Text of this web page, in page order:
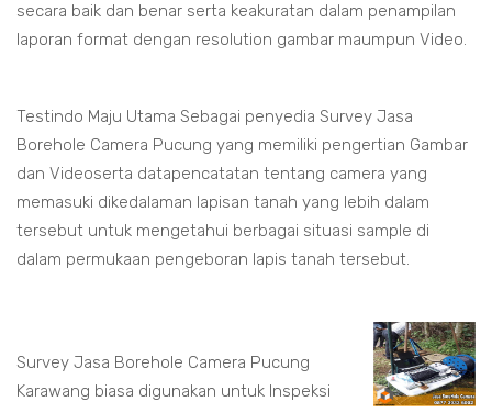
secara baik dan benar serta keakuratan dalam penampilan
laporan format dengan resolution gambar maumpun Video.
Testindo Maju Utama Sebagai penyedia Survey Jasa
Borehole Camera Pucung yang memiliki pengertian Gambar
dan Videoserta datapencatatan tentang camera yang
memasuki dikedalaman lapisan tanah yang lebih dalam
tersebut untuk mengetahui berbagai situasi sample di
dalam permukaan pengeboran lapis tanah tersebut.
Survey Jasa Borehole Camera Pucung
Karawang biasa digunakan untuk Inspeksi